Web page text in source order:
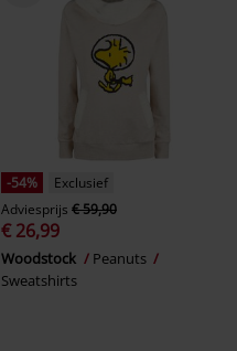
-54%
Exclusief
Adviesprijs € 59,90
€ 26,99
Woodstock
Peanuts
Sweatshirts